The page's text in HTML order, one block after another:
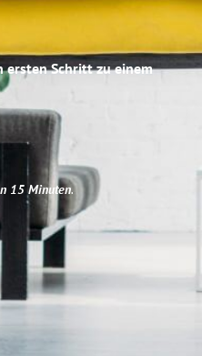
Schritt zu einem
15 Minuten.